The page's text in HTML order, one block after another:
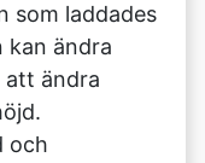
och
maximal
min-
ger